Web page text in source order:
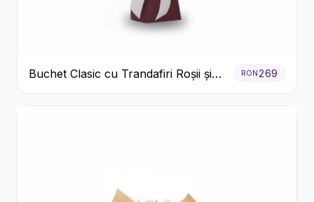
Buchet Clasic cu Trandafiri Roșii și
Crizanteme Albe
RON269